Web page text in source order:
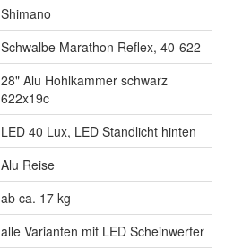
Shimano
Schwalbe Marathon Reflex, 40-622
28" Alu Hohlkammer schwarz
622x19c
LED 40 Lux, LED Standlicht hinten
Alu Reise
ab ca. 17 kg
alle Varianten mit LED Scheinwerfer